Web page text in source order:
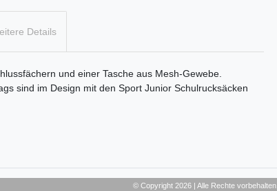
Details
und einer Tasche aus Mesh-Gewebe.
sind im Design mit den Sport Junior Schulrucksäcken
© Copyright 2026 | Alle Rechte vorbehalten.